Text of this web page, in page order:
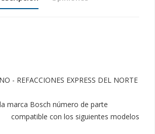
- REFACCIONES EXPRESS DEL NORTE
marca Bosch número de parte
compatible con los siguientes modelos